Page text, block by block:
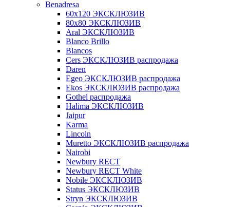
Benadresa
60х120 ЭКСКЛЮЗИВ
80х80 ЭКСКЛЮЗИВ
Aral ЭКСКЛЮЗИВ
Blanco Brillo
Blancos
Cers ЭКСКЛЮЗИВ распродажа
Daren
Egeo ЭКСКЛЮЗИВ распродажа
Ekos ЭКСКЛЮЗИВ распродажа
Gothel распродажа
Halima ЭКСКЛЮЗИВ
Jaipur
Karma
Lincoln
Muretto ЭКСКЛЮЗИВ распродажа
Nairobi
Newbury RECT
Newbury RECT White
Nobile ЭКСКЛЮЗИВ
Status ЭКСКЛЮЗИВ
Stryn ЭКСКЛЮЗИВ